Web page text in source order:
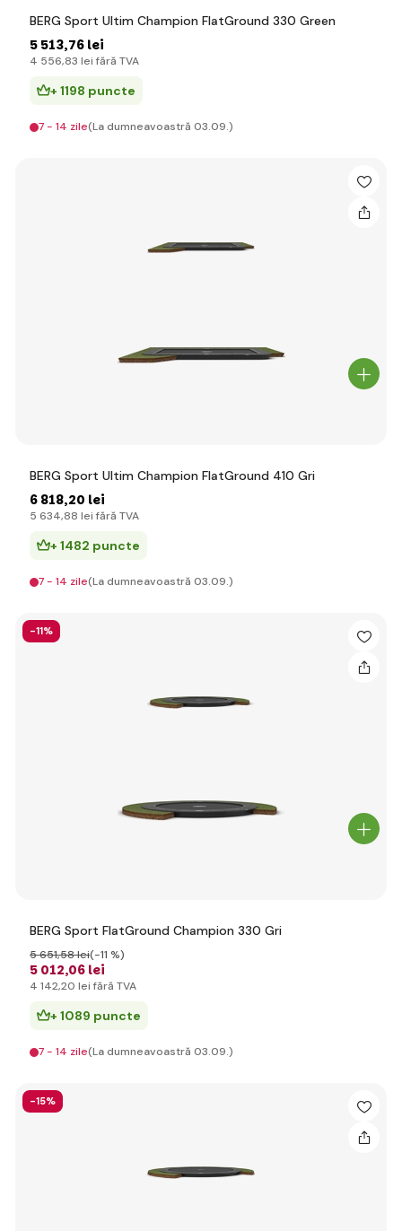
BERG Sport Ultim Champion FlatGround 330 Green
5 513,76 lei
4 556,83 lei fără TVA
+ 1198 puncte
7 - 14 zile(La dumneavoastră 03.09.)
BERG Sport Ultim Champion FlatGround 410 Gri
6 818,20 lei
5 634,88 lei fără TVA
+ 1482 puncte
7 - 14 zile(La dumneavoastră 03.09.)
-11%
BERG Sport FlatGround Champion 330 Gri
5 012,06 lei
5 651,58 lei(-11 %)
4 142,20 lei fără TVA
+ 1089 puncte
7 - 14 zile(La dumneavoastră 03.09.)
-15%